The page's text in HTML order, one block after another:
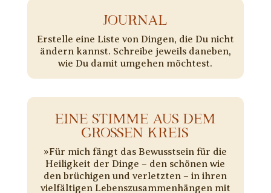
JOURNAL
Erstelle eine Liste von Dingen, die Du nicht
ändern kannst. Schreibe jeweils daneben,
wie Du damit umgehen möchtest.
EINE STIMME AUS DEM
GROSSEN KREIS
»Für mich fängt das Bewusstsein für die
Heiligkeit der Dinge – den schönen wie
den brüchigen und verletzten – in ihren
vielfältigen Lebenszusammenhängen mit